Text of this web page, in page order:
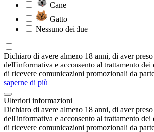
Cane
Gatto
Nessuno dei due
Dichiaro di avere almeno 18 anni, di aver
dell'informativa e acconsento al trattamento dei
di ricevere comunicazioni promozionali da
saperne di più
Ulteriori informazioni
Dichiaro di avere almeno 18 anni, di aver
dell'informativa e acconsento al trattamento dei
di ricevere comunicazioni promozionali da